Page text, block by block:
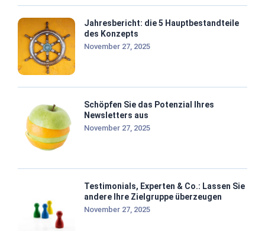
Jahresbericht: die 5 Hauptbestandteile
des Konzepts
November 27, 2025
Schöpfen Sie das Potenzial Ihres
Newsletters aus
November 27, 2025
Testimonials, Experten & Co.: Lassen Sie
andere Ihre Zielgruppe überzeugen
November 27, 2025